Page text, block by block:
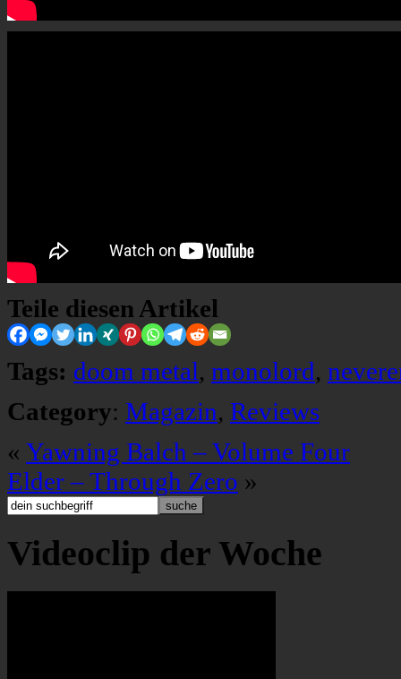
Teile diesen Artikel
Tags: doom metal, monolord,
Category: Magazin, Reviews
« Yawning Balch – Volume Four
Elder – Through Zero »
Videoclip der Woche